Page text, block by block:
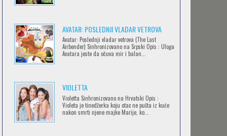
AVANTURE KIDA OPASNOST
Feb 12 2023 |Gledaj »
IPAK SE OKREĆE (GALILEO: EPPUR SI
MUOVE)
Feb 12 2023 |Gledaj »
AVATAR: POSLEDNJI VLADAR VETROVA
Avatar: Poslednji vladar vetrova (The Last
Airbender) Sinhronizovano na Srpski Opis : Uloga
Avatara jeste da očuva mir i balan...
VIOLETTA
Violetta Sinhronizovano na Hrvatski Opis :
Violeta je tinedžerka koju otac ne pušta iz kuće
nakon smrti njene majke Marije, ko...